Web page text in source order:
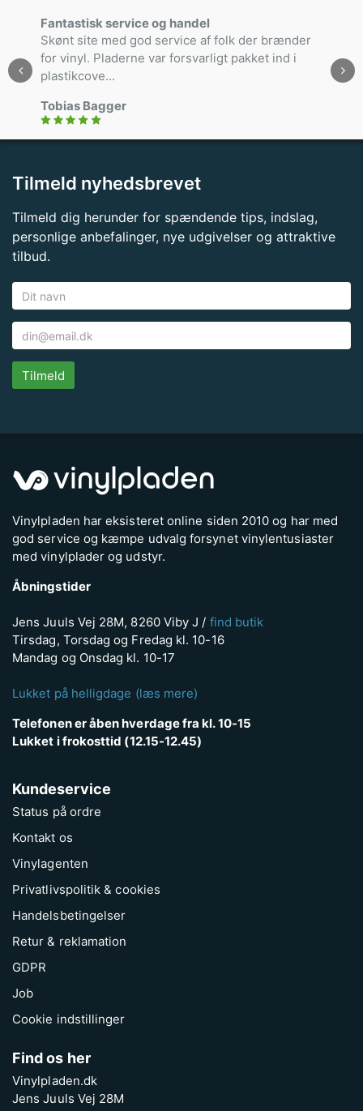
Fantastisk service og handel
Skønt site med god service af folk der brænder
for vinyl. Pladerne var forsvarligt pakket ind i
plastikcove...
Tobias Bagger
Tilmeld nyhedsbrevet
Tilmeld dig herunder for spændende tips, indslag,
personlige anbefalinger, nye udgivelser og attraktive
tilbud.
Tilmeld
Vinylpladen har eksisteret online siden 2010 og har med
god service og kæmpe udvalg forsynet vinylentusiaster
med vinylplader og udstyr.
Åbningstider
Jens Juuls Vej 28M, 8260 Viby J / find butik
Tirsdag, Torsdag og Fredag kl. 10-16
Mandag og Onsdag kl. 10-17
Lukket på helligdage (læs mere)
Telefonen er åben hverdage fra kl. 10-15
Lukket i frokosttid (12.15-12.45)
Kundeservice
Status på ordre
Kontakt os
Vinylagenten
Privatlivspolitik & cookies
Handelsbetingelser
Retur & reklamation
GDPR
Job
Cookie indstillinger
Find os her
Vinylpladen.dk
Jens Juuls Vej 28M